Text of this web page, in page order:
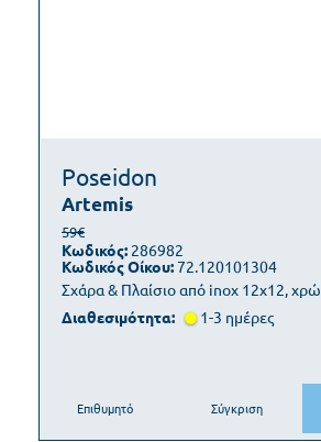
Poseidon
Artemis
Σχάρα & Πλαίσιο από inox 12x12,
59€
Κωδικός: 286982
Κωδικός Οίκου:72.120101304
Διαθεσιμότητα: 1-3 ημέρες
Επιθυμητό Σύγκριση